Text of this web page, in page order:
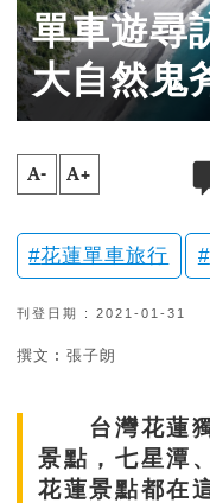
單車遊尋
大自然鬼
A- A+
花蓮單車旅行
刊登日期 : 2021-01-31
撰文︰張子朗
台灣花蓮獨
景點，七星潭
花蓮景點都在